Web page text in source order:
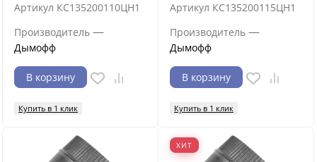
Артикул КС135200110ЦН1
Производитель —
Дымофф
В корзину
Купить в 1 клик
Артикул КС135200115ЦН1
Производитель —
Дымофф
В корзину
Купить в 1 клик
ХИТ